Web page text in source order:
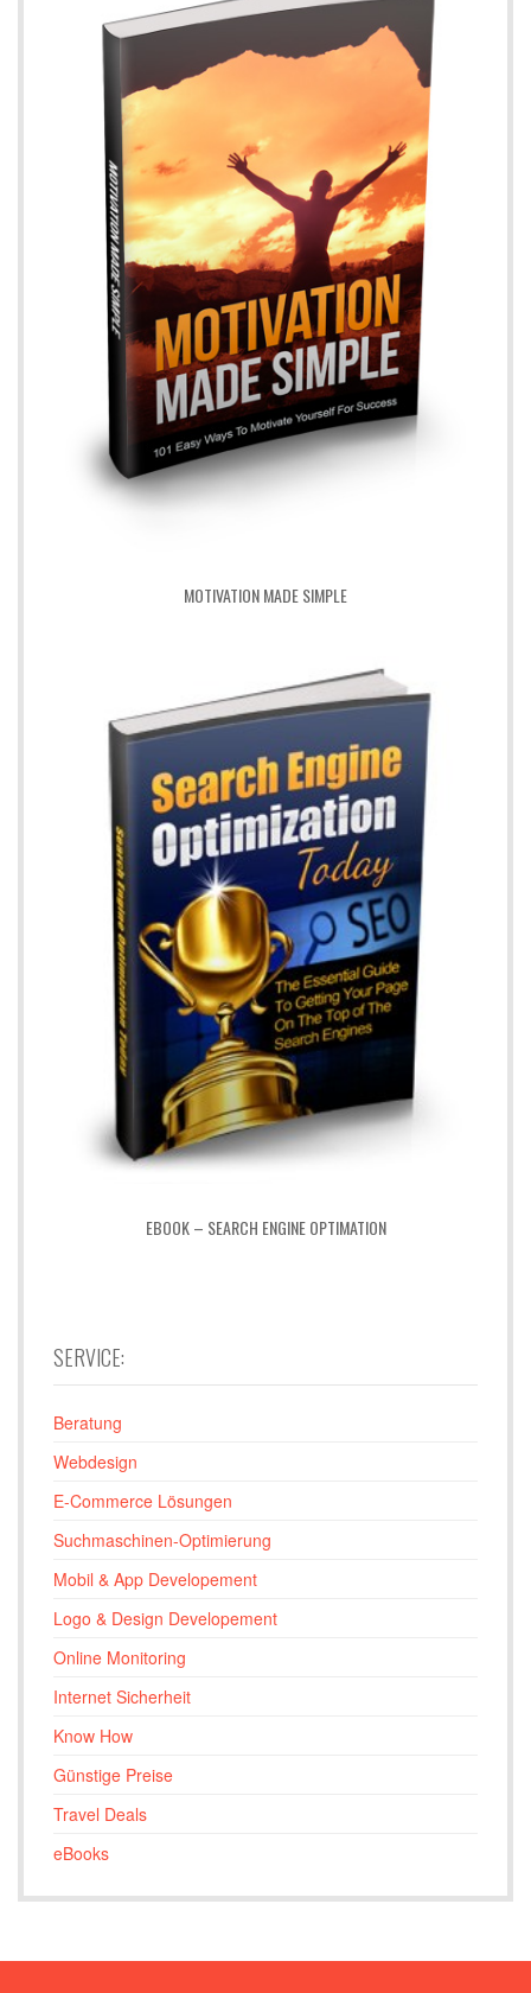
MOTIVATION MADE SIMPLE
EBOOK – SEARCH ENGINE OPTIMATION
SERVICE:
Beratung
Webdesign
E-Commerce Lösungen
Suchmaschinen-Optimierung
Mobil & App Developement
Logo & Design Developement
Online Monitoring
Internet Sicherheit
Know How
Günstige Preise
Travel Deals
eBooks